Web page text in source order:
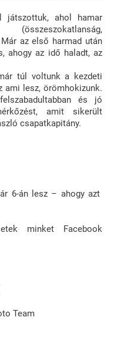
játszottuk, ahol hamar
az első harmad után
ahogy az idő haladt, az
túl voltunk a kezdeti
ami lesz, örömhokizunk.
és jó
amit sikerült
csapatkapitány.
6-án lesz – ahogy azt
minket Facebook
Team